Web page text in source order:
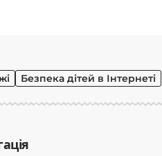
Безпека дітей в Інтернеті